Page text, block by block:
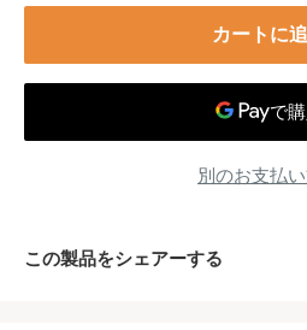
カートに
別のお支払
この製品をシェアーする